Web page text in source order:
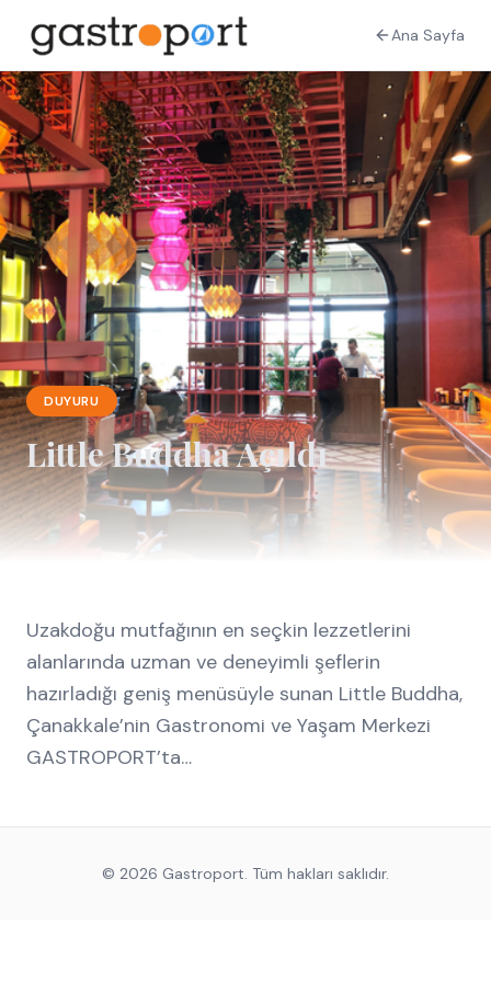
Ana Sayfa
DUYURU
Little Buddha Açıldı
Uzakdoğu mutfağının en seçkin lezzetlerini
alanlarında uzman ve deneyimli şeflerin
hazırladığı geniş menüsüyle sunan Little Buddha,
Çanakkale’nin Gastronomi ve Yaşam Merkezi
GASTROPORT’ta…
© 2026 Gastroport. Tüm hakları saklıdır.